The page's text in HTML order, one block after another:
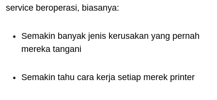
service beroperasi, biasanya:
Semakin banyak jenis kerusakan yang pernah
mereka tangani
Semakin tahu cara kerja setiap merek printer